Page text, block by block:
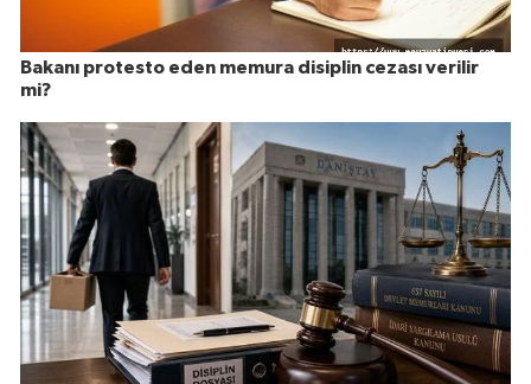
Bakanı protesto eden memura disiplin cezası verilir
mi?